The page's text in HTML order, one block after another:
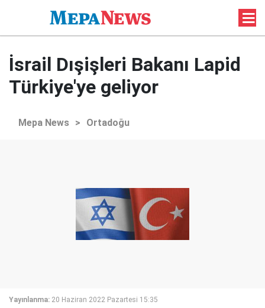
İsrail Dışişleri Bakanı Lapid
Türkiye'ye geliyor
Mepa News > Ortadoğu
Yayınlanma: 20 Haziran 2022 Pazartesi 15:35